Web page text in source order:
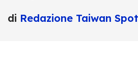
di Redazione Taiwan